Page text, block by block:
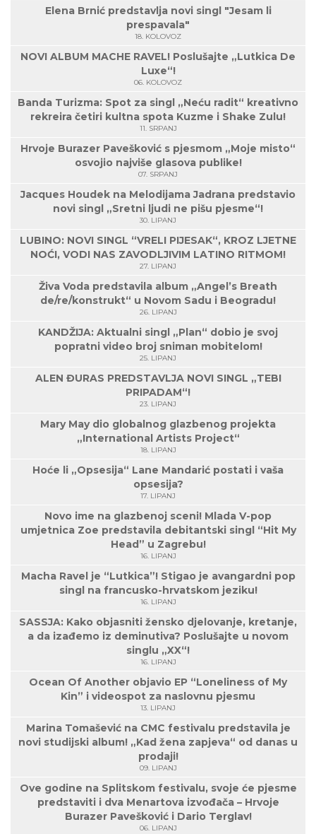
Elena Brnić predstavlja novi singl "Jesam li
prespavala"
18. KOLOVOZ
NOVI ALBUM MACHE RAVEL! Poslušajte „Lutkica De
Luxe“!
06. KOLOVOZ
Banda Turizma: Spot za singl „Neću radit“ kreativno
rekreira četiri kultna spota Kuzme i Shake Zulu!
11. SRPANJ
Hrvoje Burazer Pavešković s pjesmom „Moje misto“
osvojio najviše glasova publike!
07. SRPANJ
Jacques Houdek na Melodijama Jadrana predstavio
novi singl „Sretni ljudi ne pišu pjesme“!
30. LIPANJ
LUBINO: NOVI SINGL “VRELI PIJESAK“, KROZ LJETNE
NOĆI, VODI NAS ZAVODLJIVIM LATINO RITMOM!
27. LIPANJ
Živa Voda predstavila album „Angel’s Breath
de/re/konstrukt“ u Novom Sadu i Beogradu!
26. LIPANJ
KANDŽIJA: Aktualni singl „Plan“ dobio je svoj
popratni video broj sniman mobitelom!
25. LIPANJ
ALEN ĐURAS PREDSTAVLJA NOVI SINGL „TEBI
PRIPADAM“!
23. LIPANJ
Mary May dio globalnog glazbenog projekta
„International Artists Project“
18. LIPANJ
Hoće li „Opsesija“ Lane Mandarić postati i vaša
opsesija?
17. LIPANJ
Novo ime na glazbenoj sceni! Mlada V-pop
umjetnica Zoe predstavila debitantski singl “Hit My
Head” u Zagrebu!
16. LIPANJ
Macha Ravel je “Lutkica”! Stigao je avangardni pop
singl na francusko-hrvatskom jeziku!
16. LIPANJ
SASSJA: Kako objasniti žensko djelovanje, kretanje,
a da izađemo iz deminutiva? Poslušajte u novom
singlu „XX“!
16. LIPANJ
Ocean Of Another objavio EP “Loneliness of My
Kin” i videospot za naslovnu pjesmu
13. LIPANJ
Marina Tomašević na CMC festivalu predstavila je
novi studijski album! „Kad žena zapjeva“ od danas u
prodaji!
09. LIPANJ
Ove godine na Splitskom festivalu, svoje će pjesme
predstaviti i dva Menartova izvođača – Hrvoje
Burazer Pavešković i Dario Terglav!
06. LIPANJ